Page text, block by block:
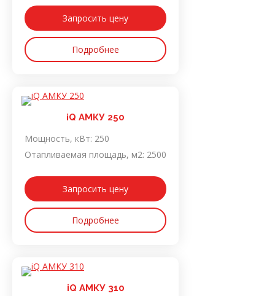
Запросить цену
Подробнее
iQ АМКУ 250
Мощность, кВт: 250
Отапливаемая площадь, м2: 2500
Запросить цену
Подробнее
iQ АМКУ 310